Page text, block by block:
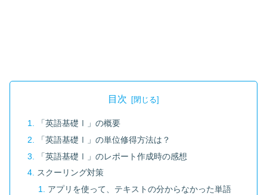
目次
「英語基礎Ⅰ」の概要
「英語基礎Ⅰ」の単位修得方法は？
「英語基礎Ⅰ」のレポート作成時の感想
スクーリング対策
アプリを使って、テキストの分からなかった単語